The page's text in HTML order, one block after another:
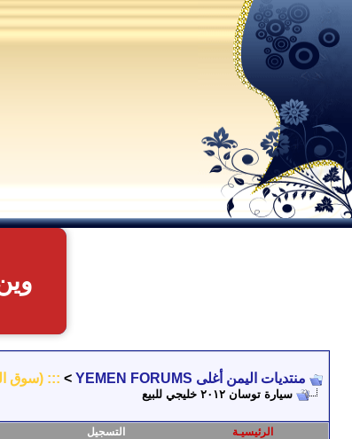
منتديات اليمن أغلى YEMEN FORUMS > ::: (سوق
سيارة توسان ٢٠١٢ خليجي للبيع
الرئيسيـة التسجيل